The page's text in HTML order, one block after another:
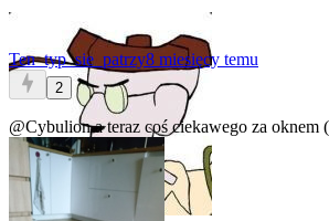
Ten_typ_sie_patrzy8 miesięcy temu
2
@Cybuliona teraz coś ciekawego za